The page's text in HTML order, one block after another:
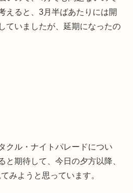
えると、3月半ばあたりには開
ていましたが、延期になったの
クル・ナイトパレードについ
と期待して、今日の夕方以降、
みようと思っています。